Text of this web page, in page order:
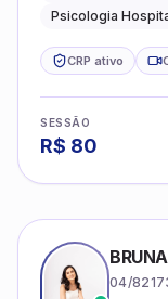
Psicologia
CRP ativo
SESSÃO
R$ 80
04/